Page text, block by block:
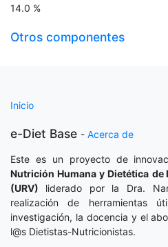
14.0 %
Otros componentes
Inicio
e-Diet Base - Acerca de
Este es un proyecto de
Nutrición Humana y Dietética de
(URV) liderado por la Dra.
realización de herramientas
investigación, la docencia y el
l@s Dietistas-Nutricionistas.